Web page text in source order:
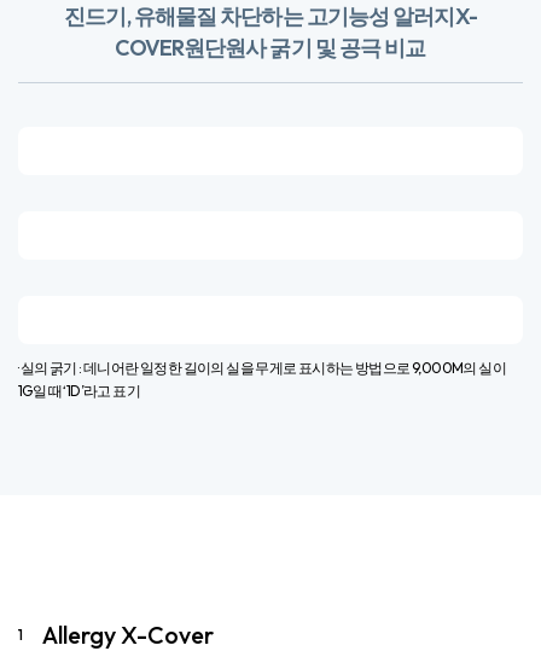
진드기, 유해물질 차단하는 고기능성 알러지X-
COVER원단​원사 굵기 및 공극 비교
· 실의 굵기 : 데니어란 일정한 길이의 실을 무게로 표시하는 방법으로 9,000M의 실이
1G일 때 ‘1D’라고 표기​
1 Allergy X-Cover